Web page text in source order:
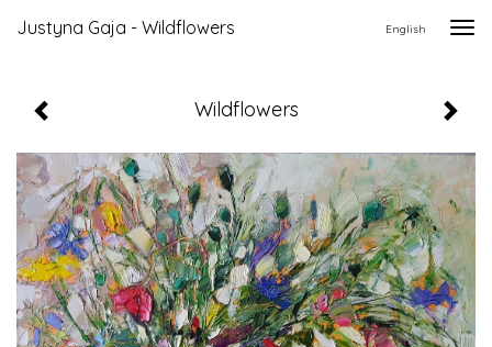
Justyna Gaja - Wildflowers English
Wildflowers